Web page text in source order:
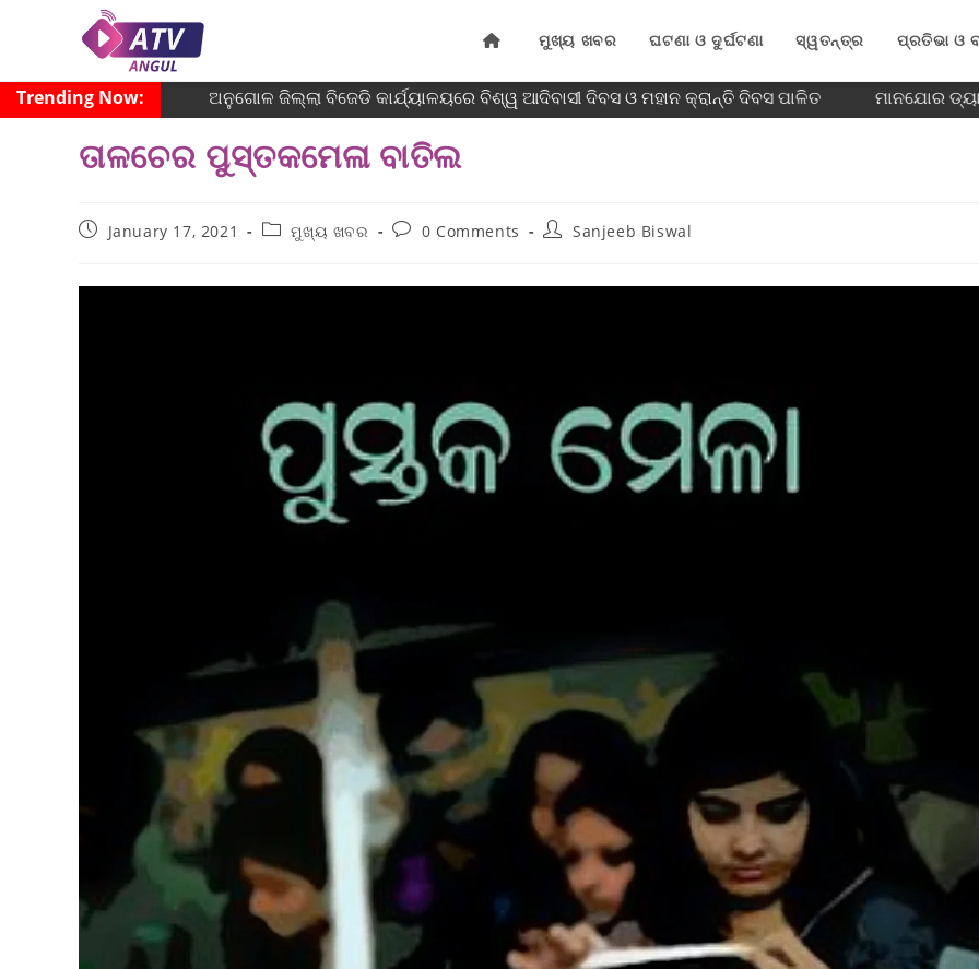
ମୁଖ୍ୟ ଖବର ଘଟଣା ଓ ଦୁର୍ଘଟଣା ସ୍ୱତନ୍ତ୍ର ପ୍ରତିଭା ଓ
Trending Now: ଅନୁଗୋଳ ଜିଲ୍ଲା ବିଜେଡି କାର୍ଯ୍ୟାଳୟରେ ବିଶ୍ୱ ଆଦିବାସୀ ଦିବସ ଓ ମହାନ କ୍ରାନ୍ତି ଦିବସ ପାଳିତ ମାନଯୋର
ତାଳଚେର ପୁସ୍ତକମେଳା ବାତିଲ
January 17, 2021 ମୁଖ୍ୟ ଖବର 0 Comments Sanjeeb Biswal